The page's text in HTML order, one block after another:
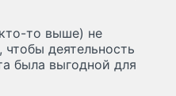
то выше) не
чтобы деятельность
была выгодной для